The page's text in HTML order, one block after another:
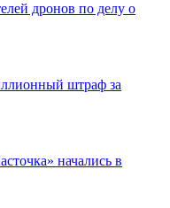
дронов по делу о
штраф за
начались в